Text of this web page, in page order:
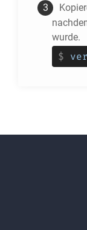
wurde.
$